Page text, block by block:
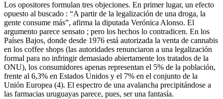
Los opositores formulan tres objeciones. En primer lugar, un efecto
opuesto al buscado : “A partir de la legalización de una droga, la
gente consume más”, afirma la diputada Verónica Alonso. El
argumento parece sensato ; pero los hechos lo contradicen. En los
Países Bajos, donde desde 1976 está autorizada la venta de cannabis
en los coffee shops (las autoridades renunciaron a una legalización
formal para no infringir demasiado abiertamente los tratados de la
ONU), los consumidores apenas representan el 5% de la población,
frente al 6,3% en Estados Unidos y el 7% en el conjunto de la
Unión Europea (4). El espectro de una avalancha precipitándose a
las farmacias uruguayas parece, pues, ser una fantasía.